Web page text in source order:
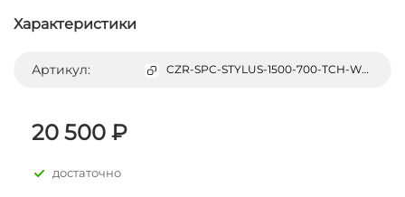
Характеристики
Артикул: CZR-SPC-STYLUS-1500-700-TCH-WARM
20 500 ₽
достаточно